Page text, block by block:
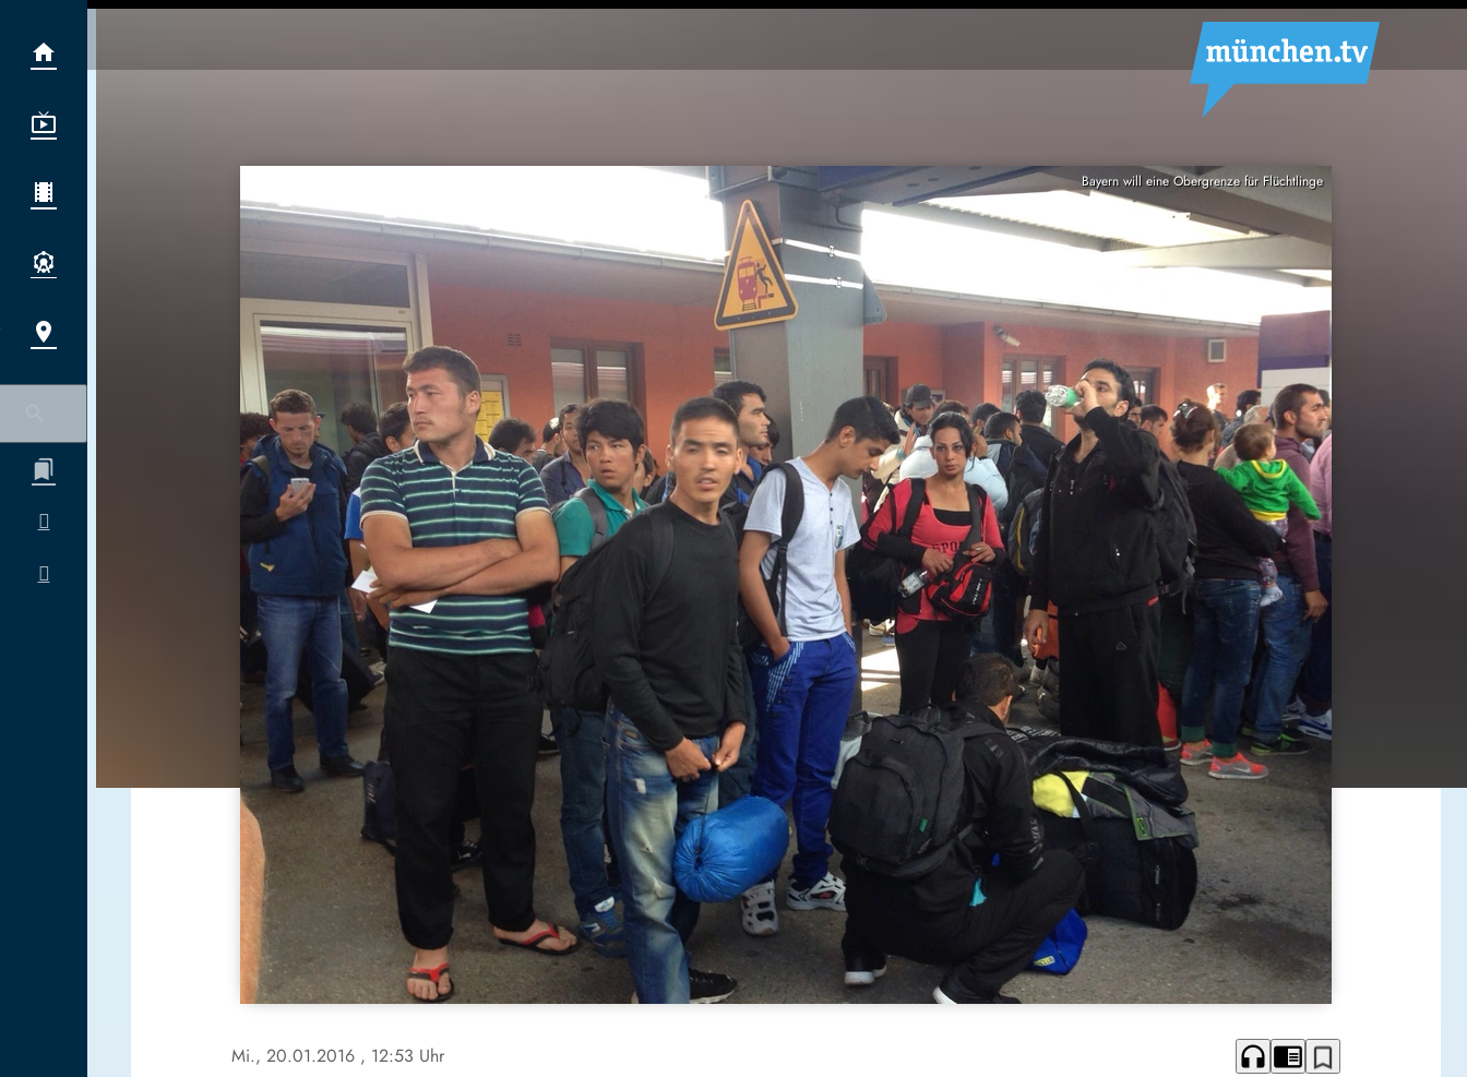
Bayern will eine Obergrenze für Flüchtlinge
Mi., 20.01.2016 , 12:53 Uhr headphones chrome_reader_mode bookmark_border